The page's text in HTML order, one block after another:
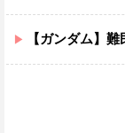
【ガンダム】難民の老人が